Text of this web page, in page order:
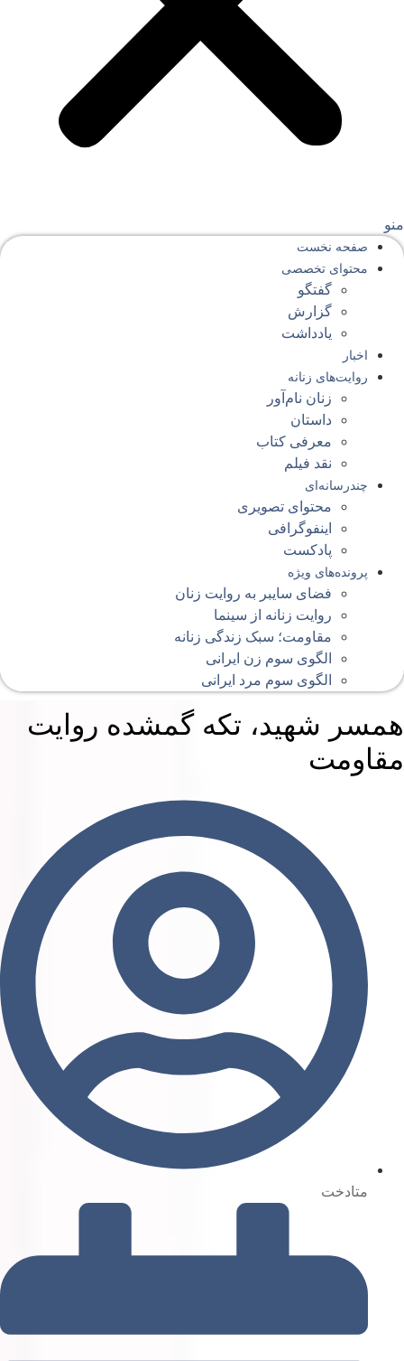
صفحه‌ نخست
محتوای‌ تخصصی
گفتگو
گزارش
یادداشت
اخبار
روایت‌های زنانه
زنان نام‌آور
داستان
معرفی کتاب
نقد فیلم
چندرسانه‌ای
محتوای تصویری
اینفوگرافی
پادکست
پرونده‌های ویژه
فضای سایبر به روایت زنان
روایت زنانه از سینما
مقاومت؛ سبک زندگی زنانه
الگوی سوم زن ایرانی
الگوی سوم مرد ایرانی
شهید، تکه گمشده روایت‌
متادخت